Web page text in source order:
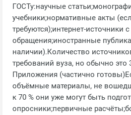
ГОСТу:научные
учебники;нормативные акты
требуются);интернет‑источники
обращения;иностранные
наличии).Количество
требований вуза, но обычно это
Приложения (частично
объёмные материалы, не
к 70 % они уже могут быть
опросники;первичные